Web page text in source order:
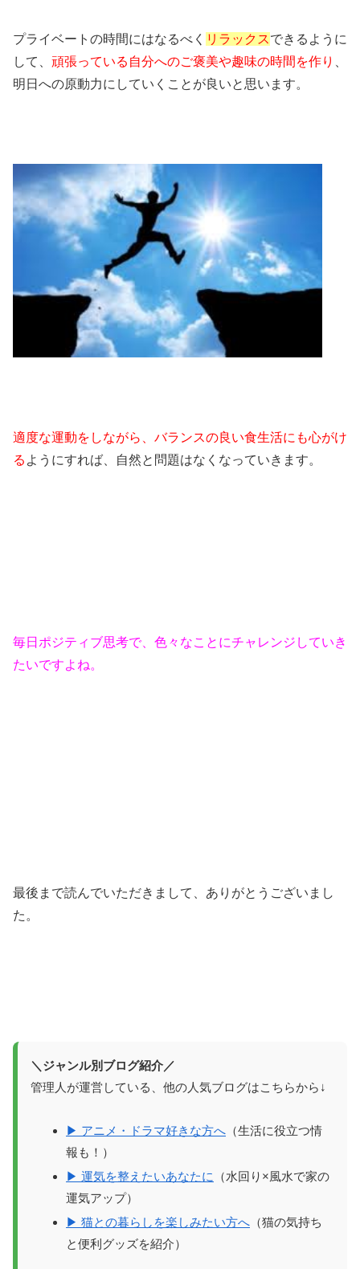
プライベートの時間にはなるべく リラックスできるように
して、 頑張っている自分へのご褒美や趣味の時間を作り
明日への原動力にしていくことが良いと思います。
適度な運動をしながら、バランスの良い食生活にも心がけ
る ようにすれば、自然と問題はなくなっていきます。
毎日ポジティブ思考で、色々なことにチャレンジしていき
たいですよね。
最後まで読んでいただきまして、ありがとうございまし
た。
＼ジャンル別ブログ紹介／
管理人が運営している、他の人気ブログはこちらから↓
▶ アニメ・ドラマ好きな方へ （生活に役立つ情
報も！）
▶ 運気を整えたいあなたに
（水回り×風水で家の
運気アップ）
▶ 猫との暮らしを楽しみたい方へ （猫の気持ち
と便利グッズを紹介）